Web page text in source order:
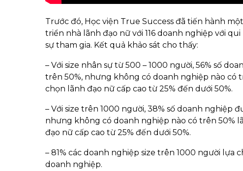
Trước đó, Học viện True Success đã tiến hành
triển nhà lãnh đạo nữ với 116 doanh nghiệp với
sự tham gia. Kết quả khảo sát cho thấy:
– Với size nhân sự từ 500 – 1000 người, 56% số
trên 50%, nhưng không có doanh nghiệp nào có
chọn lãnh đạo nữ cấp cao từ 25% đến dưới 50%.
– Với size trên 1000 người, 38% số doanh nghiệp
nhưng không có doanh nghiệp nào có trên 50%
đạo nữ cấp cao từ 25% đến dưới 50%.
– 81% các doanh nghiệp size trên 1000 người
doanh nghiệp.